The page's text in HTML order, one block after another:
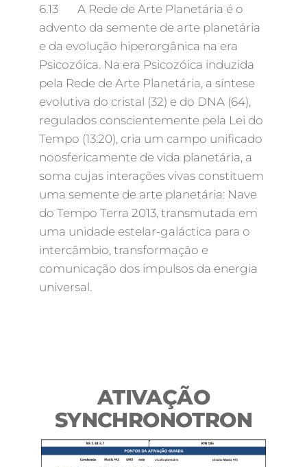
6.13 A Rede de Arte Planetária é o
advento da semente de arte planetária
e da evolução hiperorgânica na era
Psicozóica. Na era Psicozóica induzida
pela Rede de Arte Planetária, a síntese
evolutiva do cristal (32) e do DNA (64),
regulados conscientemente pela Lei do
Tempo (13:20), cria um campo unificado
noosfericamente de vida planetária, a
soma cujas interações vivas constituem
uma semente de arte planetária: Nave
do Tempo Terra 2013, transmutada em
uma unidade estelar-galáctica para o
intercâmbio, transformação e
comunicação dos impulsos da energia
universal.
ATIVAÇÃO
SYNCHRONOTRON